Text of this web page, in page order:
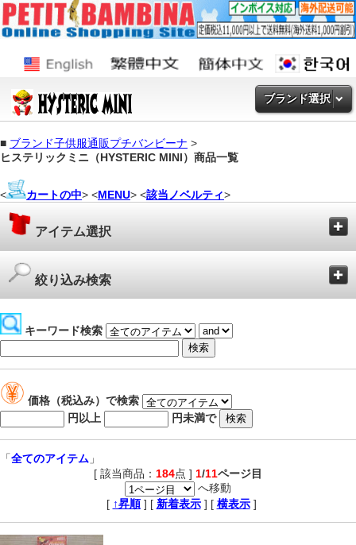
ブランド選択
■ ブランド子供服通販プチバンビーナ >
ヒステリックミニ（HYSTERIC MINI）商品一覧
< カートの中> <MENU> <該当ノベルティ>
アイテム選択
絞り込み検索
キーワード検索
価格（税込み）で検索
円以上
円未満で
「全てのアイテム 」
[ 該当商品： 184点 ] 1/11ページ目
へ移動
[ ↑昇順 ] [ 新着表示 ] [ 横表示 ]